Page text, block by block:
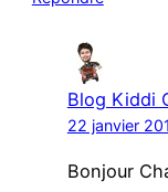
Blog Kiddi
22 janvier
Bonjour